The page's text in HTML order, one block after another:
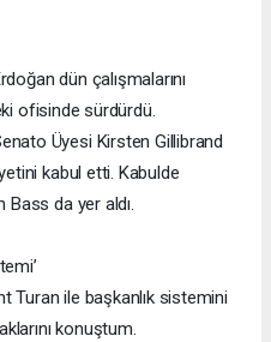
dün çalışmalarını
ofisinde sürdürdü.
Üyesi Kirsten Gillibrand
kabul etti. Kabulde
Bass da yer aldı.
Turan ile başkanlık sistemini
konuştum.